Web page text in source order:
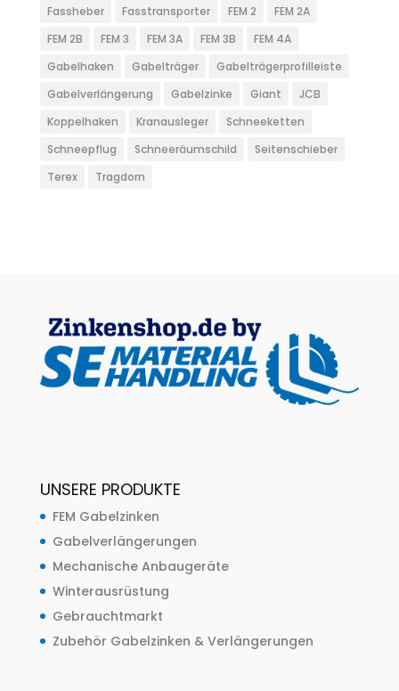
Fassheber
Fasstransporter FEM 2
FEM 2A
FEM 2B
FEM 3 FEM 3A FEM 3B
FEM 4A
Gabelhaken
Gabelträger
Gabelträgerprofilleiste
Gabelverlängerung
Gabelzinke Giant
JCB
Koppelhaken
Kranausleger
Schneeketten
Schneepflug
Schneeräumschild
Seitenschieber
Terex
Tragdorn
UNSERE PRODUKTE
FEM Gabelzinken
Gabelverlängerungen
Mechanische Anbaugeräte
Winterausrüstung
Gebrauchtmarkt
Zubehör Gabelzinken & Verlängerungen